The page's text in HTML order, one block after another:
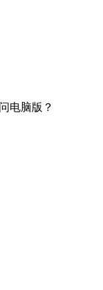
电脑版？